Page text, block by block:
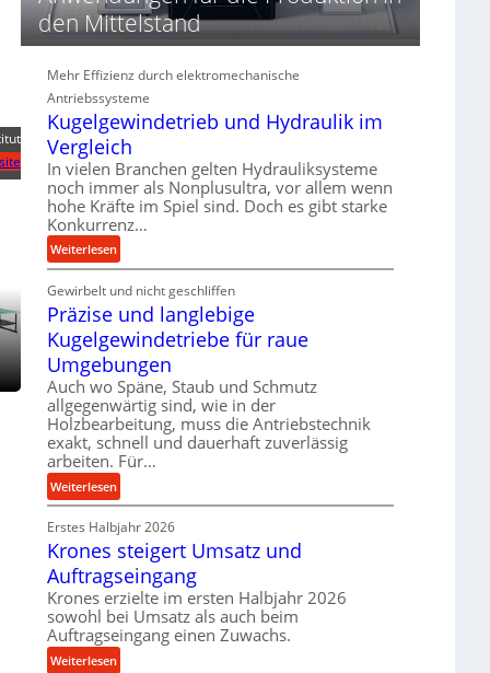
d
i
e
P
f
o
r
m
a
n
c
e
b
e
i
m
D
r
ü
k
p
r
o
z
s
s
den Mittelstand
Mehr Effizienz durch elektromechanische
Antriebssysteme
Kugelgewindetrieb und Hydraulik im
Vergleich
In vielen Branchen gelten Hydrauliksysteme
noch immer als Nonplusultra, vor allem wenn
hohe Kräfte im Spiel sind. Doch es gibt starke
Konkurrenz…
Weiterlesen:
K
u
g
l
g
e
w
i
n
d
e
t
r
i
e
b
u
n
d
Gewirbelt und nicht geschliffen
Präzise und langlebige
Kugelgewindetriebe für raue
Umgebungen
Auch wo Späne, Staub und Schmutz
allgegenwärtig sind, wie in der
Holzbearbeitung, muss die Antriebstechnik
exakt, schnell und dauerhaft zuverlässig
arbeiten. Für…
Weiterlesen:
P
r
ä
i
s
e
u
Erstes Halbjahr 2026
Krones steigert Umsatz und
Auftragseingang
Krones erzielte im ersten Halbjahr 2026
sowohl bei Umsatz als auch beim
Auftragseingang einen Zuwachs.
Weiterlesen: